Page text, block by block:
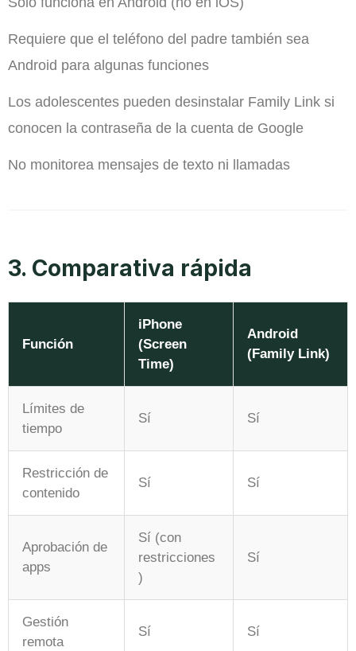
Requiere que el teléfono del padre también sea
Android para algunas funciones
Los adolescentes pueden desinstalar Family Link si
conocen la contraseña de la cuenta de Google
No monitorea mensajes de texto ni llamadas
3. Comparativa rápida
Función
iPhone
(Screen
Time)
Android
(Family Link)
Límites de
tiempo
Sí Sí
Restricción de
contenido
Sí Sí
Aprobación de
apps
Sí (con
restricciones
)
Sí
Gestión
remota
Sí Sí